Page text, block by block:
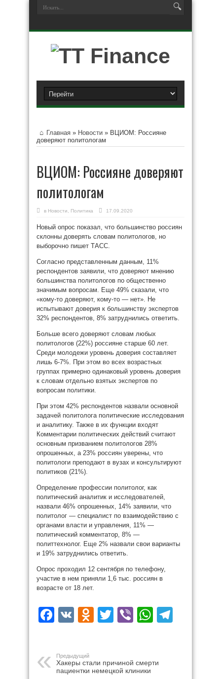
Главная » Новости » ВЦИОМ: Россияне
доверяют политологам
ВЦИОМ: Россияне доверяют
политологам
в Новости Политика 17.09.2020
Новый опрос показал, что большинство россиян
склонны доверять словам политологов, но
выборочно пишет ТАСС.
Согласно представленным данным, 11%
респондентов заявили, что доверяют мнению
большинства политологов по общественно
значимым вопросам. Еще 49% сказали, что
«кому-то доверяют, кому-то — нет». Не
испытывают доверия к большинству экспертов
32% респондентов, 8% затруднились ответить.
Больше всего доверяют словам любых
политологов (22%) россияне старше 60 лет.
Среди молодежи уровень доверия составляет
лишь 6-7%. При этом во всех возрастных
группах примерно одинаковый уровень доверия
к словам отдельно взятых экспертов по
вопросам политики.
При этом 42% респондентов назвали основной
задачей политолога политические исследования
и аналитику. Также в их функции входят
Комментарии политических действий считают
основным призванием политологов 28%
опрошенных, а 23% россиян уверены, что
политологи преподают в вузах и консультируют
политиков (21%).
Определение профессии политолог, как
политический аналитик и исследователей,
назвали 46% опрошенных, 14% заявили, что
политолог — специалист по взаимодействию с
органами власти и управления, 11% —
политический комментатор, 8% —
политтехнолог. Еще 2% назвали свои варианты
и 19% затруднились ответить.
Опрос проходил 12 сентября по телефону,
участие в нем приняли 1,6 тыс. россиян в
возрасте от 18 лет.
Facebook
VK Odnoklassniki
Twitter
Viber
Предыдущий
Хакеры стали причиной смерти
пациентки немецкой клиники